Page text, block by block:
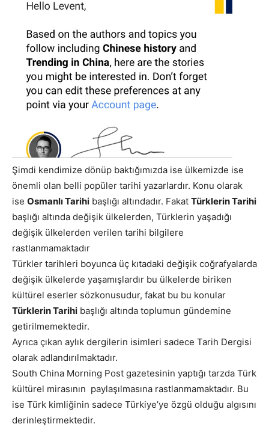
Şimdi kendimize dönüp baktığımızda ise ülkemizde ise
önemli olan belli popüler tarihi yazarlardır. Konu olarak
ise Osmanlı Tarihi başlığı altındadır. Fakat Türklerin Tarihi
başlığı altında değişik ülkelerden, Türklerin yaşadığı
değişik ülkelerden verilen tarihi bilgilere
rastlanmamaktadır
Türkler tarihleri boyunca üç kıtadaki değişik coğrafyalarda
değişik ülkelerde yaşamışlardır bu ülkelerde biriken
kültürel eserler sözkonusudur, fakat bu bu konular
Türklerin Tarihi başlığı altında toplumun gündemine
getirilmemektedir.
Ayrıca çıkan aylık dergilerin isimleri sadece Tarih Dergisi
olarak adlandırılmaktadır.
South China Morning Post gazetesinin yaptığı tarzda Türk
kültürel mirasının paylaşılmasına rastlanmamaktadır. Bu
ise Türk kimliğinin sadece Türkiye’ye özgü olduğu algısını
derinleştirmektedir.